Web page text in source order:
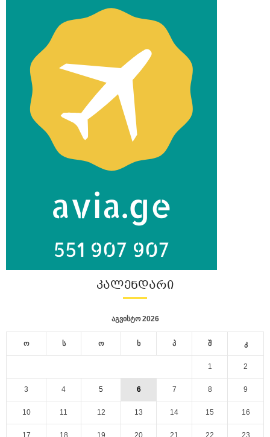
ᲙᲐᲚᲔᲜᲓᲐᲠᲘ
აგვისტო 2026
ო ს ო ხ პ შ კ
1 2
3 4 5 6 7 8 9
10 11 12 13 14 15 16
17 18 19 20 21 22 23